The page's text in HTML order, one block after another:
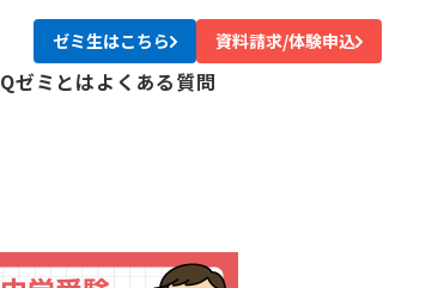
ゼミ生はこちら 資料請求/体験申込
Qゼミとはよくある質問